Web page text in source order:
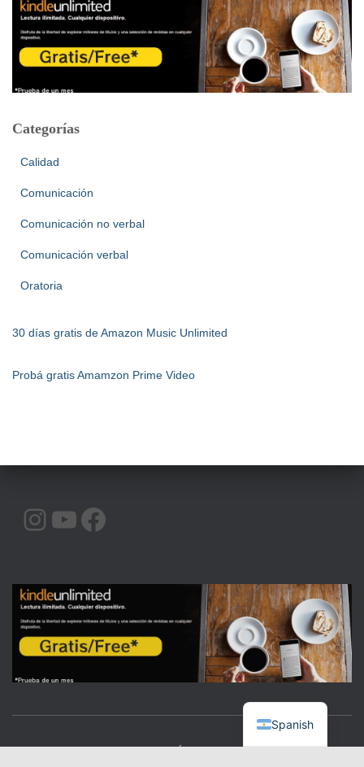
Categorías
Calidad
Comunicación
Comunicación no verbal
Comunicación verbal
Oratoria
30 días gratis de Amazon Music Unlimited
Probá gratis Amamzon Prime Video
INSTAGRAM YOUTUBE
Spanish